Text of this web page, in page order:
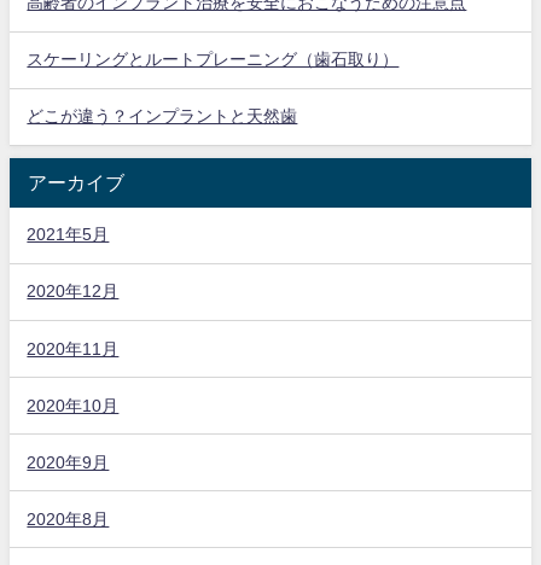
スケーリングとルートプレーニング（歯石取り）
どこが違う？インプラントと天然歯
アーカイブ
2021年5月
2020年12月
2020年11月
2020年10月
2020年9月
2020年8月